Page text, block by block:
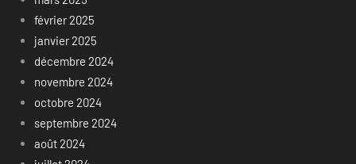
février 2025
janvier 2025
décembre 2024
novembre 2024
octobre 2024
septembre 2024
août 2024